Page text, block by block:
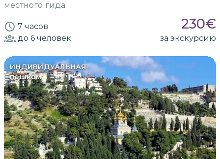
местного гида
7 часов 230€
до 6 человек за экскурсию
ИНДИВИДУАЛЬНАЯ
пешком